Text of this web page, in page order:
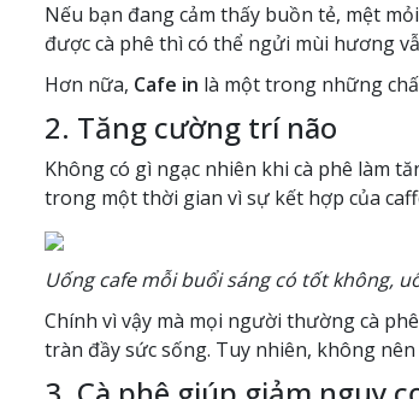
Nếu bạn đang cảm thấy buồn tẻ, mệt
được cà phê thì có thể ngửi mùi hương
Hơn nữa, Cafe in là một trong những
2. Tăng cường trí não
Không có gì ngạc nhiên khi cà phê làm
trong một thời gian vì sự kết hợp của
Uống cafe mỗi buổi sáng có tốt không,
Chính vì vậy mà mọi người thường cà
tràn đầy sức sống. Tuy nhiên, không